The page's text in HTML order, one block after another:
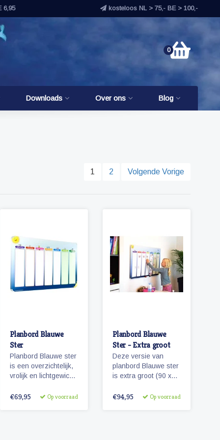
6,95 kosteloos NL > 75,- BE > 100,-
0
Downloads Over ons Blog
1 2 Volgende Vorige
Planbord Blauwe
Ster
Planbord Blauwe ster
is een overzichtelijk,
vrolijk en lichtgewicht
voor kinderen (60 x
€69,95 Op voorraad
Planbord Blauwe
Ster - Extra groot
Deze versie van
planbord Blauwe ster
is extra groot (90 x
geschikt als
€94,95 Op voorraad